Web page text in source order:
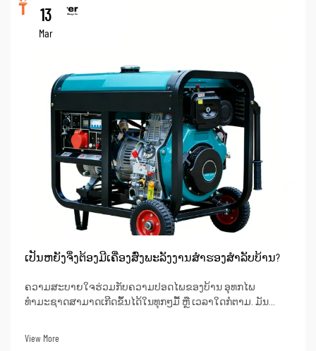
13
Mar
ເປັນຫຍັງຈຶ່ງຕ້ອງມີເຄື່ອງສົ່ງພະລັງງານສຳຮອງສຳລັບບ້ານ?
ຄວາມສະບາຍໃຈຮ່ວມກັບຄວາມປອດໄພຂອງບ້ານ ອຸທກໄພ
ທຳມະຊາດສາມາດເກີດຂຶ້ນໄດ້ໃນທຸກໆມື້ ຫຼື ເວລາໃດກໍຕາມ. ມັນ
View More